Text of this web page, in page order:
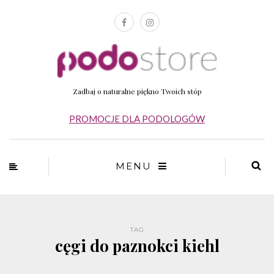
Zadbaj o naturalne piękno Twoich stóp
PROMOCJE DLA PODOLOGÓW
MENU
TAG
cęgi do paznokci kiehl